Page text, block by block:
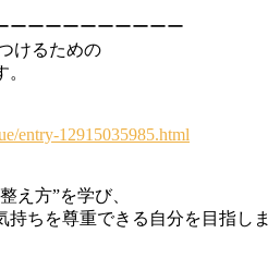
ーーーーーーーーーー
けるための
entry-12915035985.html
え方”を学び、
持ちを尊重できる自分を目指しま